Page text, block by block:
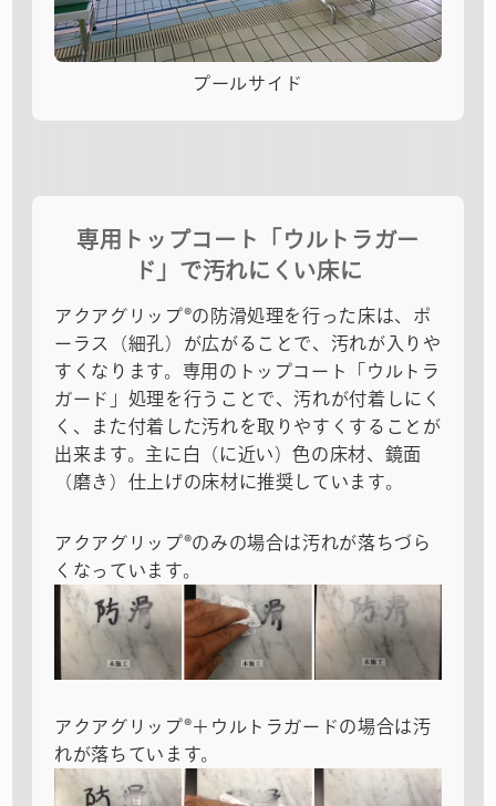
プールサイド
専用トップコート「ウルトラガー
ド」で汚れにくい床に
アクアグリップ®の防滑処理を行った床は、ポ
ーラス（細孔）が広がることで、汚れが入りや
すくなります。専用のトップコート「ウルトラ
ガード」処理を行うことで、汚れが付着しにく
く、また付着した汚れを取りやすくすることが
出来ます。主に白（に近い）色の床材、鏡面
（磨き）仕上げの床材に推奨しています。
アクアグリップ®のみの場合は汚れが落ちづら
くなっています。
アクアグリップ®＋ウルトラガードの場合は汚
れが落ちています。